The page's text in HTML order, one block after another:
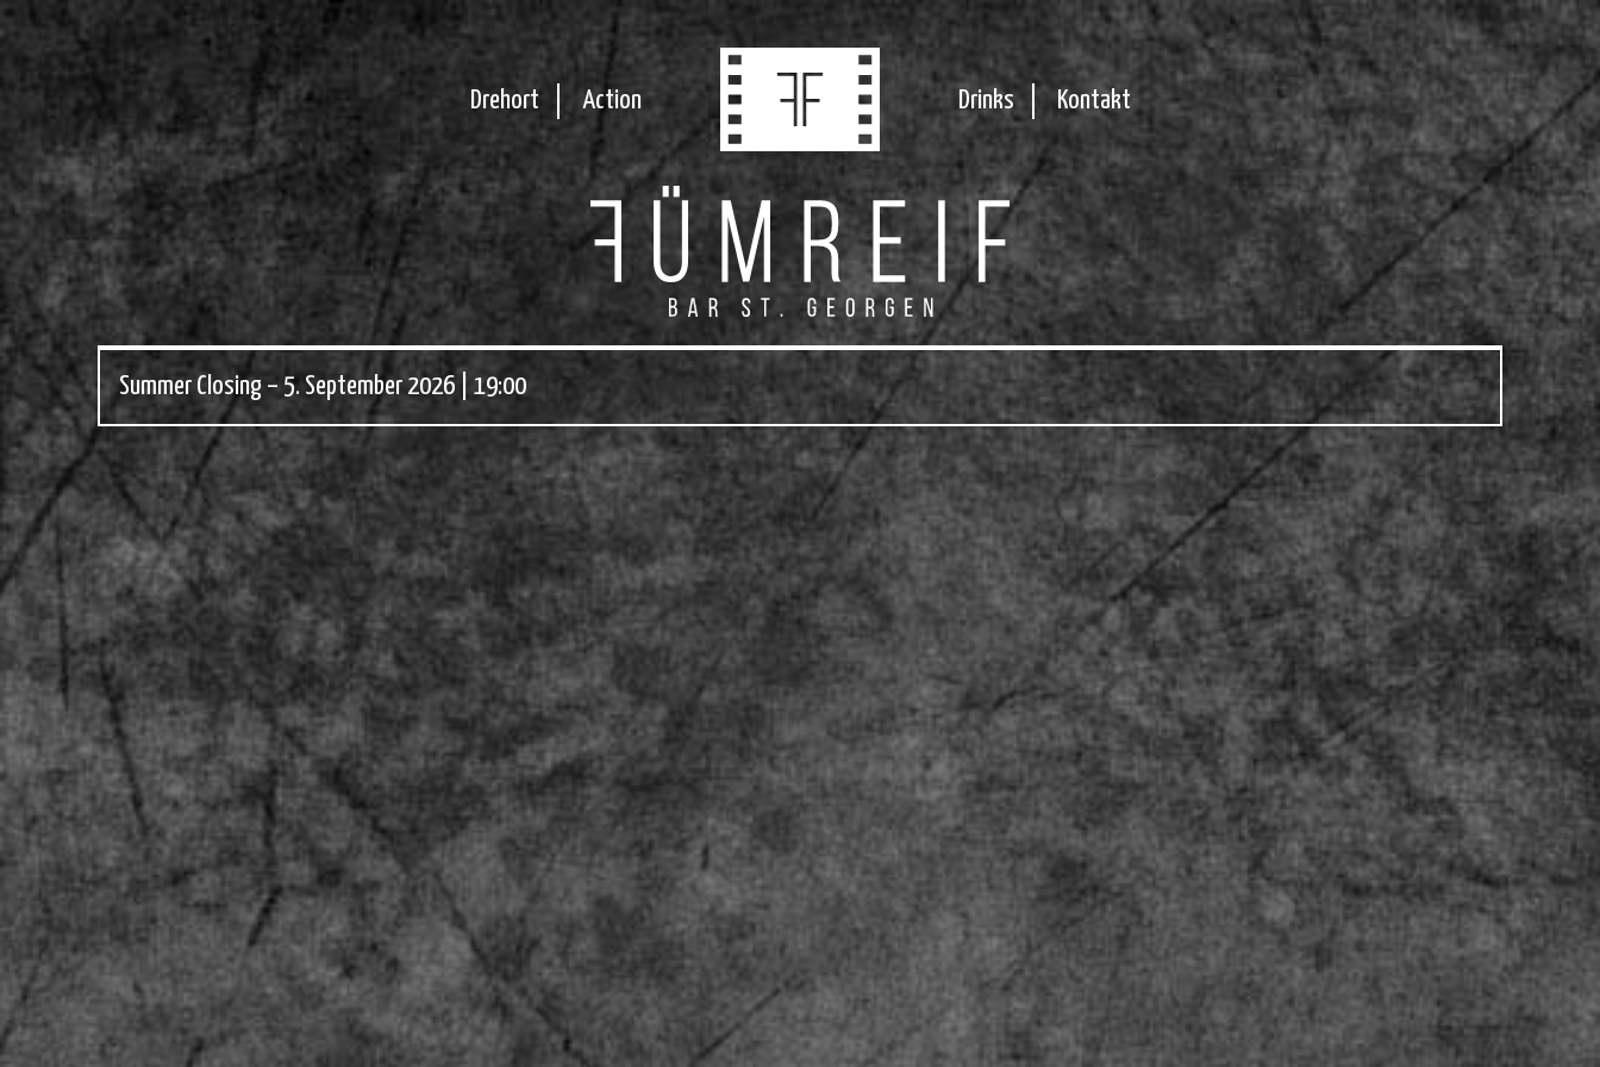
Drehort Action Drinks Kontakt
Summer Closing – 5. September 2026 | 19:00